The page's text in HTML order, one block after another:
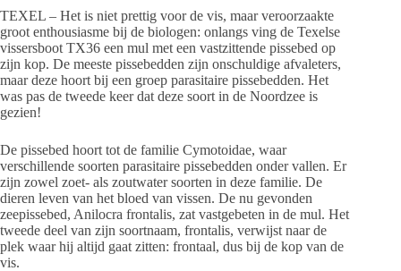
TEXEL – Het is niet prettig voor de vis, maar veroorzaakte
groot enthousiasme bij de biologen: onlangs ving de Texelse
vissersboot TX36 een mul met een vastzittende pissebed op
zijn kop. De meeste pissebedden zijn onschuldige afvaleters,
maar deze hoort bij een groep parasitaire pissebedden. Het
was pas de tweede keer dat deze soort in de Noordzee is
gezien!
De pissebed hoort tot de familie Cymotoidae, waar
verschillende soorten parasitaire pissebedden onder vallen. Er
zijn zowel zoet- als zoutwater soorten in deze familie. De
dieren leven van het bloed van vissen. De nu gevonden
zeepissebed, Anilocra frontalis, zat vastgebeten in de mul. Het
tweede deel van zijn soortnaam, frontalis, verwijst naar de
plek waar hij altijd gaat zitten: frontaal, dus bij de kop van de
vis.